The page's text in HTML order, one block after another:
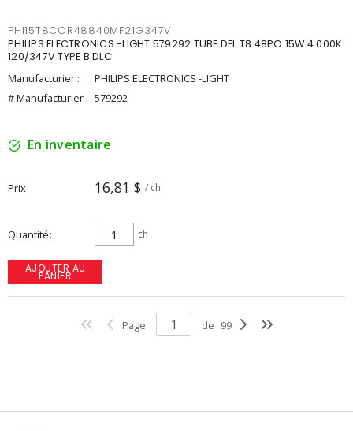
PHI15T8COR48840MF21G347V
PHILIPS ELECTRONICS -LIGHT 579292 TUBE DEL T8 48PO 15W 4 000K
120/347V TYPE B DLC
Manufacturier :
PHILIPS ELECTRONICS -LIGHT
# Manufacturier : 579292
En inventaire
Prix 16,81 $ / ch
Quantité ch
AJOUTER AU
PANIER
Page de 99